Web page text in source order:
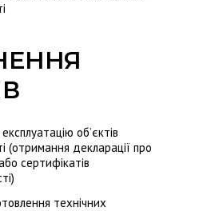
об’єктів
(отримання декларації про
сертифікатів
технічних